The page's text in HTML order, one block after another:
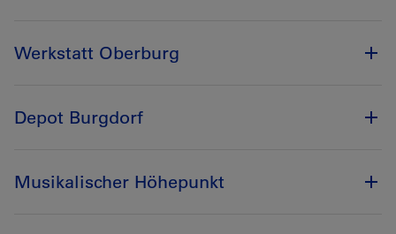
Werkstatt Oberburg
Depot Burgdorf
Musikalischer Höhepunkt